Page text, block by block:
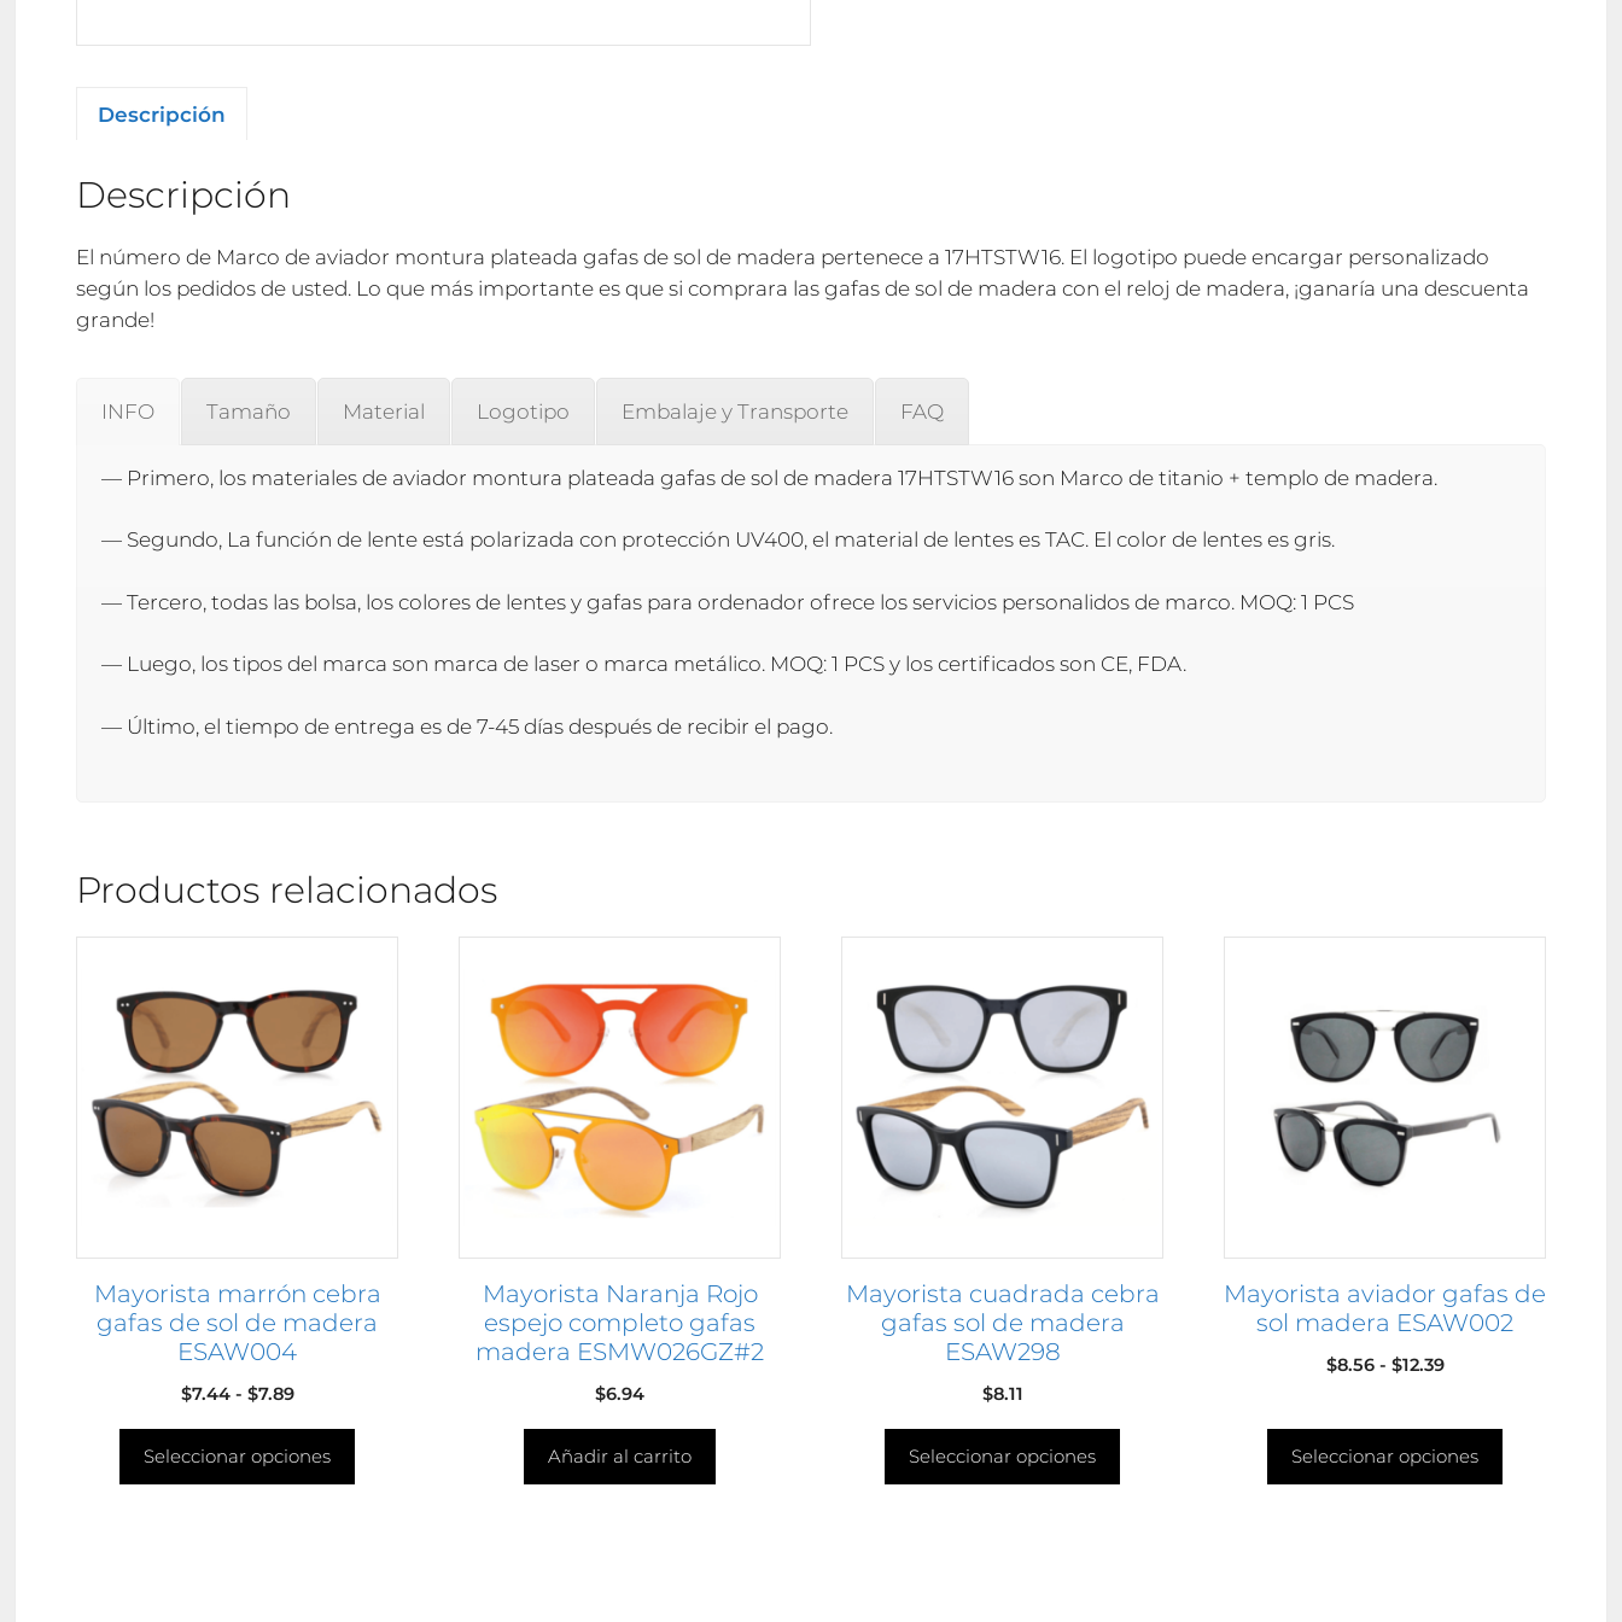
Descripción
Descripción
El número de Marco de aviador montura plateada gafas de sol de madera pertenece a 17HTSTW16. El logotipo puede encargar personalizado
según los pedidos de usted. Lo que más importante es que si comprara las gafas de sol de madera con el reloj de madera, ¡ganaría una descuenta
grande!
INFO Tamaño Material Logotipo Embalaje y Transporte FAQ
— Primero, los materiales de aviador montura plateada gafas de sol de madera 17HTSTW16 son Marco de titanio + templo de madera.
— Segundo, La función de lente está polarizada con protección UV400, el material de lentes es TAC. El color de lentes es gris.
— Tercero, todas las bolsa, los colores de lentes y gafas para ordenador ofrece los servicios personalidos de marco. MOQ: 1 PCS
— Luego, los tipos del marca son marca de laser o marca metálico. MOQ: 1 PCS y los certificados son CE, FDA.
— Último, el tiempo de entrega es de 7-45 días después de recibir el pago.
Productos relacionados
Mayorista marrón cebra
gafas de sol de madera
ESAW004
$7.44 - $7.89Rango
de
precios:
desde
Seleccionar opciones
tiene
múltiples
variantes.
Las
opciones
en
página
Mayorista Naranja Rojo
espejo completo gafas
madera ESMW026GZ#2
$6.94
Añadir al carrito
Mayorista cuadrada cebra
gafas sol de madera
ESAW298
$8.11
Seleccionar opciones
producto
tiene
múltiples
variantes.
Las
opciones
en
la
página
Mayorista aviador gafas de
sol madera ESAW002
$8.56 - $12.39Rango
precios:
desde
$8.56
Seleccionar opciones
múltiples
variantes.
opciones
en
la
página